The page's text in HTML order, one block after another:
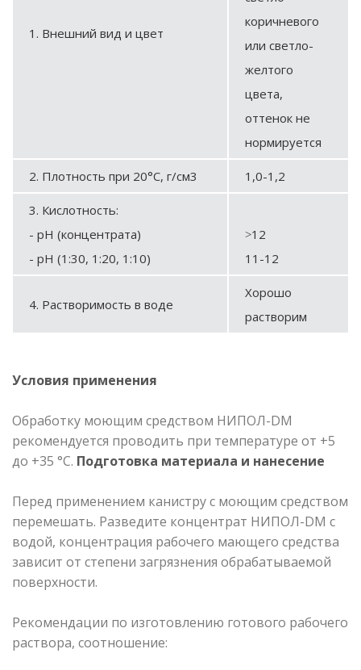
1. Внешний вид и цвет
коричневого
или светло-
желтого
цвета,
оттенок не
нормируется
2. Плотность при 20°С, г/см3 1,0-1,2
3. Кислотность:
- рН (концентрата)
- рН (1:30, 1:20, 1:10)
˃12
11-12
4. Растворимость в воде
Хорошо
растворим
Условия применения
Обработку моющим средством НИПОЛ-DM
рекомендуется проводить при температуре от +5
до +35 °С. Подготовка материала и нанесение
Перед применением канистру с моющим средством
перемешать. Разведите концентрат НИПОЛ-DM с
водой, концентрация рабочего мающего средства
зависит от степени загрязнения обрабатываемой
поверхности.
Рекомендации по изготовлению готового рабочего
раствора, соотношение: